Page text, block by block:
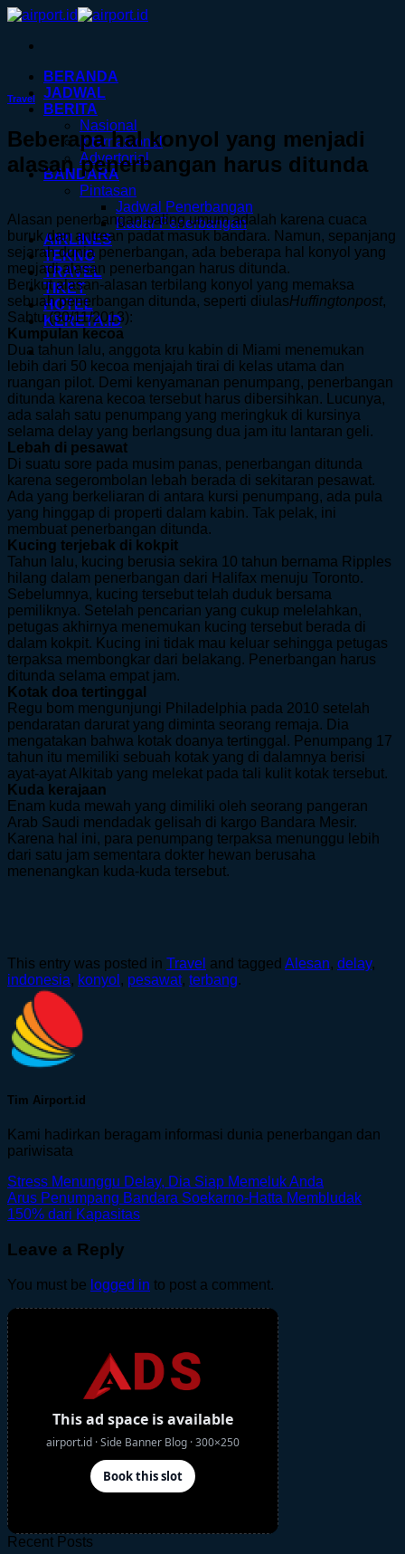
Skip
content
BERANDA
JADWAL
BERITA
Nasional
Internasional
Advertorial
BANDARA
Pintasan
Jadwal Penerbangan
Radar Penerbangan
AIRLINES
TEKNO
TRAVEL
TIKET
HOTEL
KERETA.ID
Travel
Beberapa hal konyol yang menjadi
alasan penerbangan harus ditunda
Alasan penerbangan paling umum adalah karena cuaca
buruk dan antrean padat masuk bandara. Namun, sepanjang
sejarah dunia penerbangan, ada beberapa hal konyol yang
menjadi alasan penerbangan harus ditunda.
Berikut alasan-alasan terbilang konyol yang memaksa
sebuah penerbangan ditunda, seperti diulasHuffingtonpost,
Sabtu (30/11/2013):
Kumpulan kecoa
Dua tahun lalu, anggota kru kabin di Miami menemukan
lebih dari 50 kecoa menjajah tirai di kelas utama dan
ruangan pilot. Demi kenyamanan penumpang, penerbangan
ditunda karena kecoa tersebut harus dibersihkan. Lucunya,
ada salah satu penumpang yang meringkuk di kursinya
selama delay yang berlangsung dua jam itu lantaran geli.
Lebah di pesawat
Di suatu sore pada musim panas, penerbangan ditunda
karena segerombolan lebah berada di sekitaran pesawat.
Ada yang berkeliaran di antara kursi penumpang, ada pula
yang hinggap di properti dalam kabin. Tak pelak, ini
membuat penerbangan ditunda.
Kucing terjebak di kokpit
Tahun lalu, kucing berusia sekira 10 tahun bernama Ripples
hilang dalam penerbangan dari Halifax menuju Toronto.
Sebelumnya, kucing tersebut telah duduk bersama
pemiliknya. Setelah pencarian yang cukup melelahkan,
petugas akhirnya menemukan kucing tersebut berada di
dalam kokpit. Kucing ini tidak mau keluar sehingga petugas
terpaksa membongkar dari belakang. Penerbangan harus
ditunda selama empat jam.
Kotak doa tertinggal
Regu bom mengunjungi Philadelphia pada 2010 setelah
pendaratan darurat yang diminta seorang remaja. Dia
mengatakan bahwa kotak doanya tertinggal. Penumpang 17
tahun itu memiliki sebuah kotak yang di dalamnya berisi
ayat-ayat Alkitab yang melekat pada tali kulit kotak tersebut.
Kuda kerajaan
Enam kuda mewah yang dimiliki oleh seorang pangeran
Arab Saudi mendadak gelisah di kargo Bandara Mesir.
Karena hal ini, para penumpang terpaksa menunggu lebih
dari satu jam sementara dokter hewan berusaha
menenangkan kuda-kuda tersebut.
This entry was posted in Travel and tagged Alesan, delay,
indonesia, konyol , pesawat, terbang.
Tim Airport.id
Kami hadirkan beragam informasi dunia penerbangan dan
pariwisata
Stress Menunggu Delay, Dia Siap Memeluk Anda
Arus Penumpang Bandara Soekarno-Hatta Membludak
150% dari Kapasitas
Leave a Reply
You must be logged in to post a comment.
Recent Posts